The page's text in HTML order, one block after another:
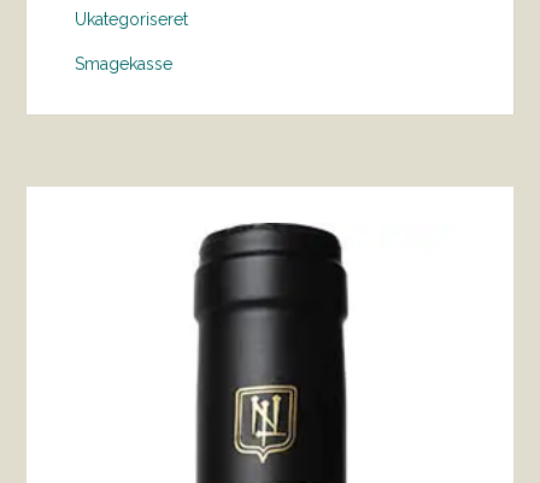
Ukategoriseret
Smagekasse